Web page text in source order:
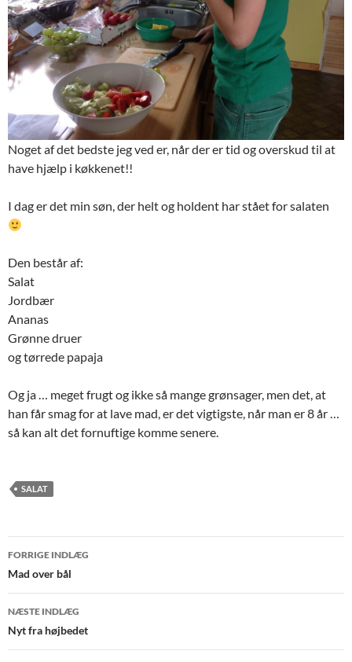
Noget af det bedste jeg ved er, når der er tid og overskud til at
have hjælp i køkkenet!!
I dag er det min søn, der helt og holdent har stået for salaten
Den består af:
Salat
Jordbær
Ananas
Grønne druer
og tørrede papaja
Og ja … meget frugt og ikke så mange grønsager, men det, at
han får smag for at lave mad, er det vigtigste, når man er 8 år …
så kan alt det fornuftige komme senere.
SALAT
Indlægsnavigation
FORRIGE INDLÆG
Mad over bål
NÆSTE INDLÆG
Nyt fra højbedet